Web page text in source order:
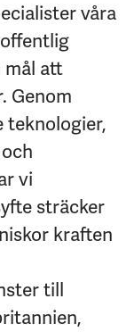
våra
mål att
Genom
teknologier,
vi
sträcker
kraften
till